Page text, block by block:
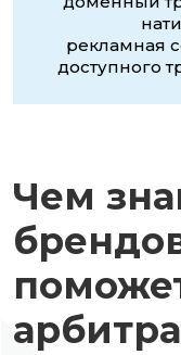
рекламная
доступного
Чем